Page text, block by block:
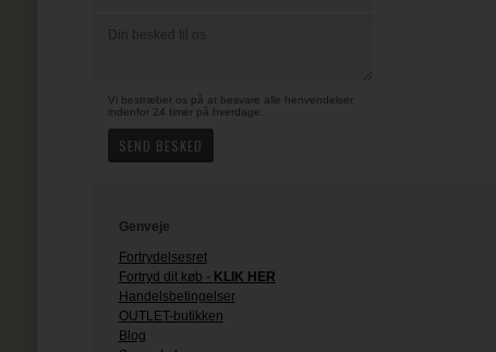
Vi bestræber os på at besvare alle henvendelser
indenfor 24 timer på hverdage.
Genveje
Fortrydelsesret
Fortryd dit køb - KLIK HER
Handelsbetingelser
OUTLET-butikken
Blog